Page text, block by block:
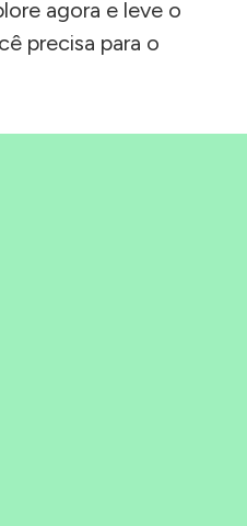
agora e leve o
precisa para o